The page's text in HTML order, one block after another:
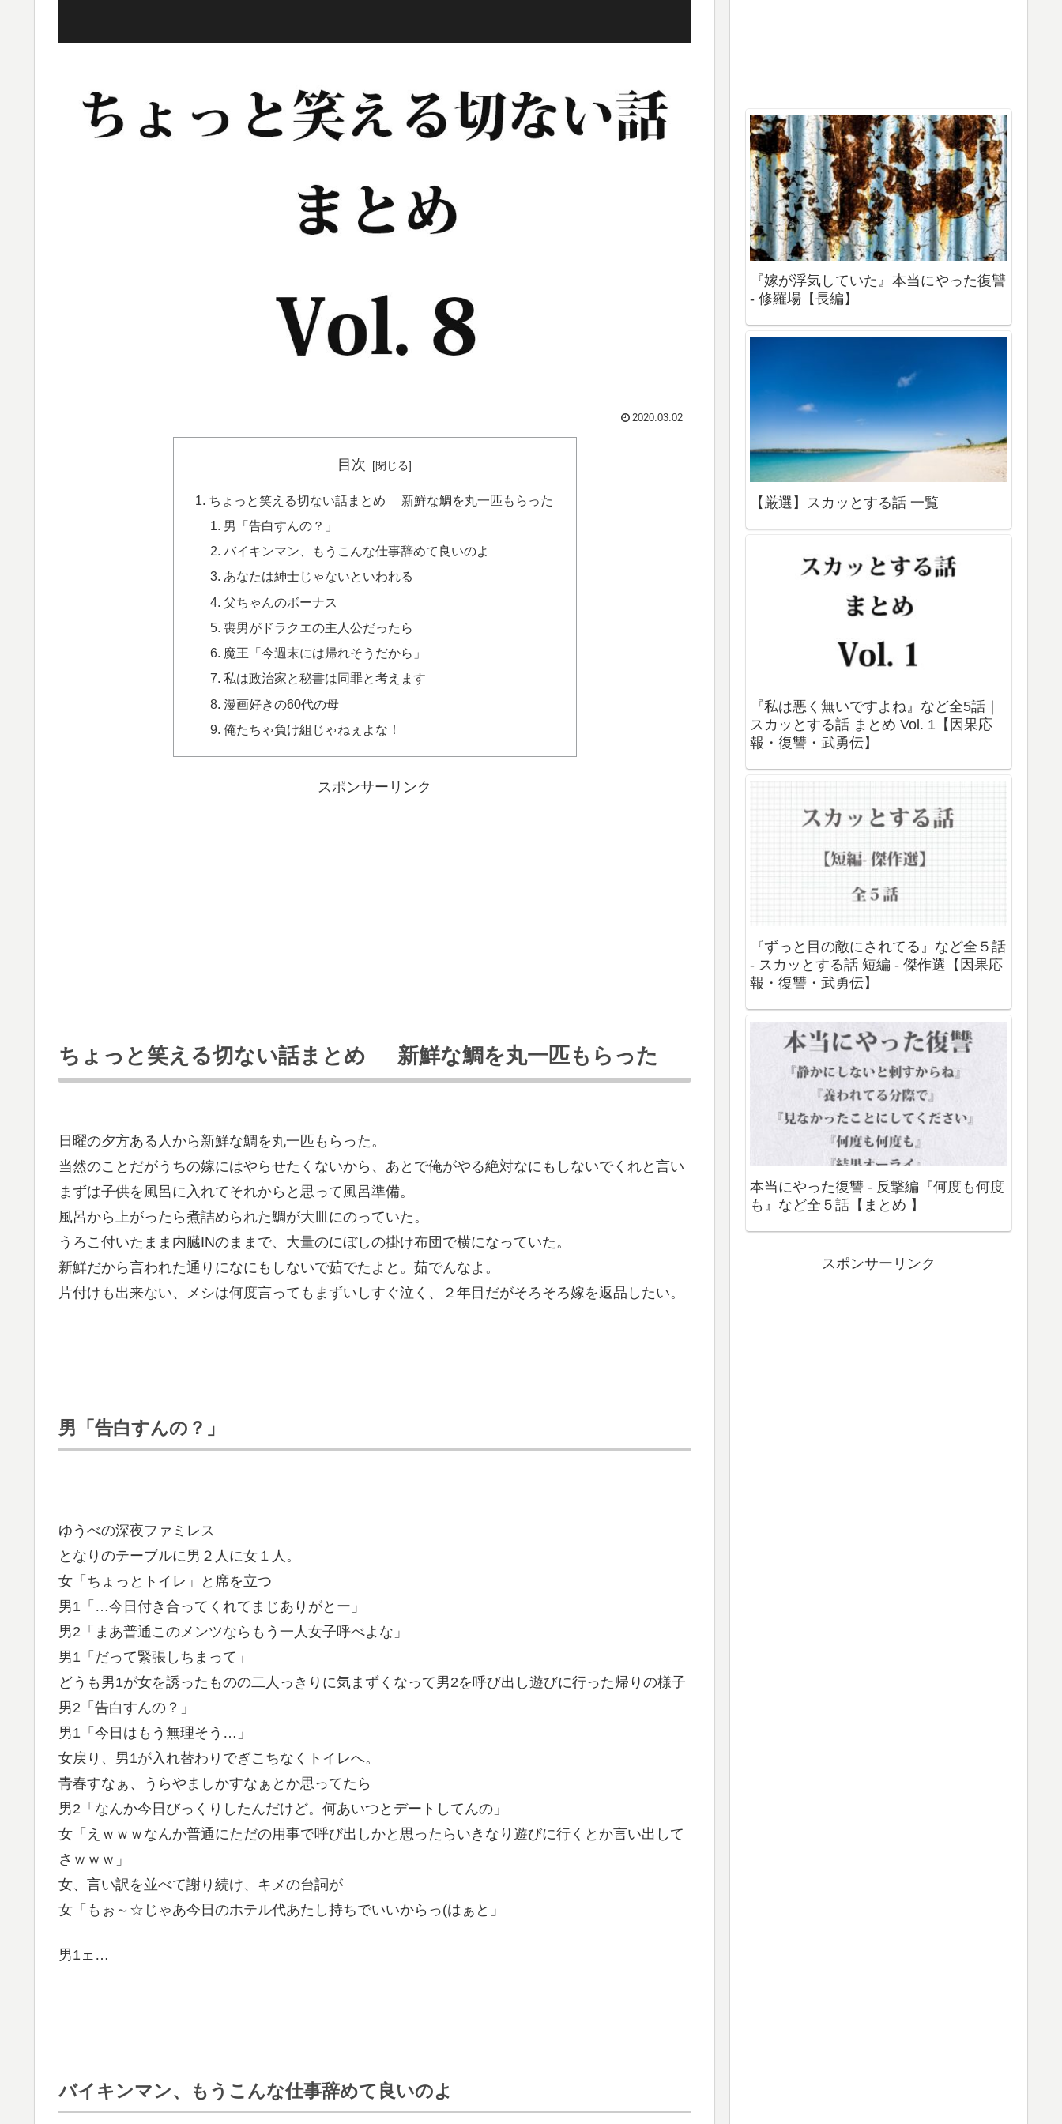
2020.03.02
目次
ちょっと笑える切ない話まとめ 新鮮な鯛を丸一匹もらった
男「告白すんの？」
バイキンマン、もうこんな仕事辞めて良いのよ
あなたは紳士じゃないといわれる
父ちゃんのボーナス
喪男がドラクエの主人公だったら
魔王「今週末には帰れそうだから」
私は政治家と秘書は同罪と考えます
漫画好きの60代の母
俺たちゃ負け組じゃねぇよな！
スポンサーリンク
ちょっと笑える切ない話まとめ 新鮮な鯛を丸一匹もらった
日曜の夕方ある人から新鮮な鯛を丸一匹もらった。
当然のことだがうちの嫁にはやらせたくないから、あとで俺がやる絶対なにもしないでくれと言い
まずは子供を風呂に入れてそれからと思って風呂準備。
風呂から上がったら煮詰められた鯛が大皿にのっていた。
うろこ付いたまま内臓INのままで、大量のにぼしの掛け布団で横になっていた。
新鮮だから言われた通りになにもしないで茹でたよと。茹でんなよ。
片付けも出来ない、メシは何度言ってもまずいしすぐ泣く、２年目だがそろそろ嫁を返品したい。
男「告白すんの？」
ゆうべの深夜ファミレス
となりのテーブルに男２人に女１人。
女「ちょっとトイレ」と席を立つ
男1「…今日付き合ってくれてまじありがとー」
男2「まあ普通このメンツならもう一人女子呼べよな」
男1「だって緊張しちまって」
どうも男1が女を誘ったものの二人っきりに気まずくなって男2を呼び出し遊びに行った帰りの様子
男2「告白すんの？」
男1「今日はもう無理そう…」
女戻り、男1が入れ替わりでぎこちなくトイレへ。
青春すなぁ、うらやましかすなぁとか思ってたら
男2「なんか今日びっくりしたんだけど。何あいつとデートしてんの」
女「えｗｗｗなんか普通にただの用事で呼び出しかと思ったらいきなり遊びに行くとか言い出して
さｗｗｗ」
女、言い訳を並べて謝り続け、キメの台詞が
女「もぉ～☆じゃあ今日のホテル代あたし持ちでいいからっ(はぁと」
男1ェ…
バイキンマン、もうこんな仕事辞めて良いのよ
『嫁が浮気していた』本当にやった復讐
- 修羅場【長編】
【厳選】スカッとする話 一覧
『私は悪く無いですよね』など全5話｜
スカッとする話 まとめ Vol. 1【因果応
報・復讐・武勇伝】
『ずっと目の敵にされてる』など全５話
- スカッとする話 短編 - 傑作選【因果応
報・復讐・武勇伝】
本当にやった復讐 - 反撃編『何度も何度
も』など全５話【まとめ 】
スポンサーリンク